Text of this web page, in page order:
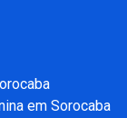
em Sorocaba